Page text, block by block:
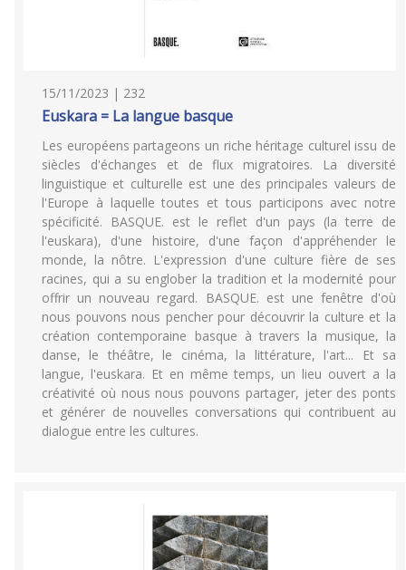
15/11/2023 | 232
Euskara = La langue basque
Les européens partageons un riche héritage culturel issu de
siècles d'échanges et de flux migratoires. La diversité
linguistique et culturelle est une des principales valeurs de
l'Europe à laquelle toutes et tous participons avec notre
spécificité. BASQUE. est le reflet d'un pays (la terre de
l'euskara), d'une histoire, d'une façon d'appréhender le
monde, la nôtre. L'expression d'une culture fière de ses
racines, qui a su englober la tradition et la modernité pour
offrir un nouveau regard. BASQUE. est une fenêtre d'où
nous pouvons nous pencher pour découvrir la culture et la
création contemporaine basque à travers la musique, la
danse, le théâtre, le cinéma, la littérature, l'art... Et sa
langue, l'euskara. Et en même temps, un lieu ouvert a la
créativité où nous nous pouvons partager, jeter des ponts
et générer de nouvelles conversations qui contribuent au
dialogue entre les cultures.